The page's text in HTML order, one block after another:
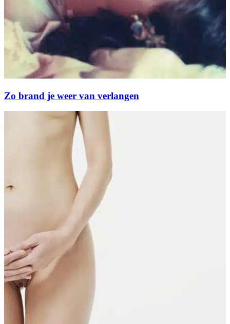
Zo brand je weer van verlangen